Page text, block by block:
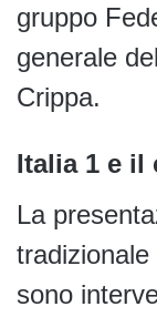
gruppo
generale
Crippa.
Italia 1 e il
La
sono